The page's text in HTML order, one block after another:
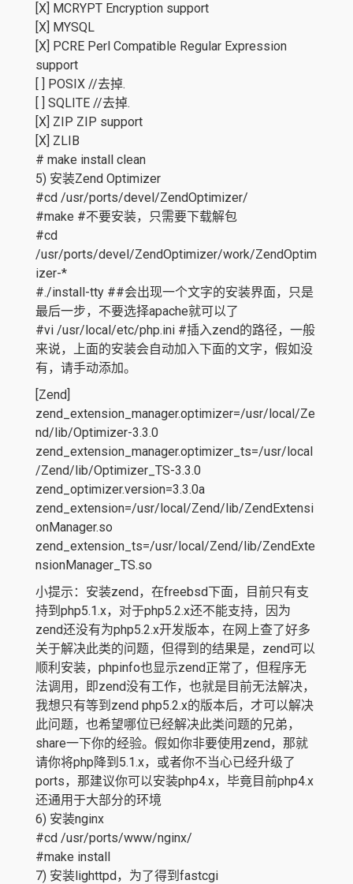
[X] MCRYPT Encryption support
[X] MYSQL
[X] PCRE Perl Compatible Regular Expression
support
[ ] POSIX //去掉.
[ ] SQLITE //去掉.
[X] ZIP ZIP support
[X] ZLIB
# make install clean
5) 安装Zend Optimizer
#cd /usr/ports/devel/ZendOptimizer/
#make #不要安装，只需要下载解包
#cd
/usr/ports/devel/ZendOptimizer/work/ZendOptim
izer-*
#./install-tty ##会出现一个文字的安装界面，只是
最后一步，不要选择apache就可以了
#vi /usr/local/etc/php.ini #插入zend的路径，一般
来说，上面的安装会自动加入下面的文字，假如没
有，请手动添加。
[Zend]
zend_extension_manager.optimizer=/usr/local/Ze
nd/lib/Optimizer-3.3.0
zend_extension_manager.optimizer_ts=/usr/local
/Zend/lib/Optimizer_TS-3.3.0
zend_optimizer.version=3.3.0a
zend_extension=/usr/local/Zend/lib/ZendExtensi
onManager.so
zend_extension_ts=/usr/local/Zend/lib/ZendExte
nsionManager_TS.so
小提示：安装zend，在freebsd下面，目前只有支
持到php5.1.x，对于php5.2.x还不能支持，因为
zend还没有为php5.2.x开发版本，在网上查了好多
关于解决此类的问题，但得到的结果是，zend可以
顺利安装，phpinfo也显示zend正常了，但程序无
法调用，即zend没有工作，也就是目前无法解决，
我想只有等到zend php5.2.x的版本后，才可以解决
此问题，也希望哪位已经解决此类问题的兄弟，
share一下你的经验。假如你非要使用zend，那就
请你将php降到5.1.x，或者你不当心已经升级了
ports，那建议你可以安装php4.x，毕竟目前php4.x
还通用于大部分的环境
6) 安装nginx
#cd /usr/ports/www/nginx/
#make install
7) 安装lighttpd，为了得到fastcgi